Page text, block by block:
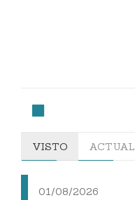
VISTO ACTUAL
01/08/2026